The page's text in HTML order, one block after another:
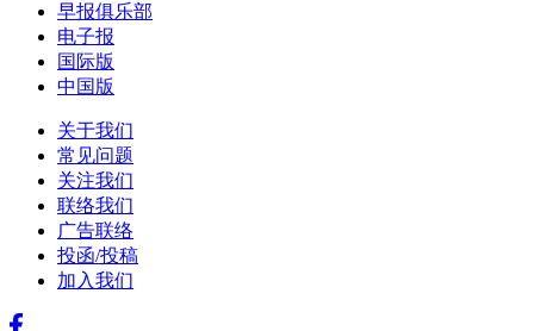
早报俱乐部
电子报
国际版
中国版
关于我们
常见问题
关注我们
联络我们
广告联络
投函/投稿
加入我们